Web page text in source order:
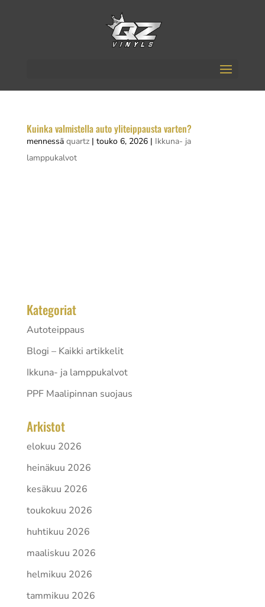
Kuinka valmistella auto yliteippausta varten?
mennessä quartz| touko 6, 2026| Ikkuna- ja
lamppukalvot
Kategoriat
Autoteippaus
Blogi – Kaikki artikkelit
Ikkuna- ja lamppukalvot
PPF Maalipinnan suojaus
Arkistot
elokuu 2026
heinäkuu 2026
kesäkuu 2026
toukokuu 2026
huhtikuu 2026
maaliskuu 2026
helmikuu 2026
tammikuu 2026